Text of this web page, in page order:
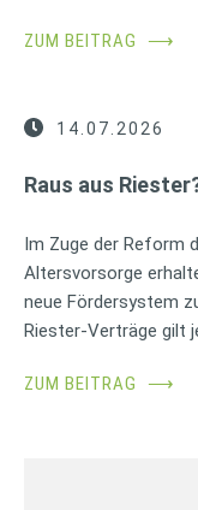
ZUM BEITRAG ⟶
14.07.2026
Raus aus
Im Zuge der Reform
Altersvorsorge
neue Fördersystem
Riester-Verträge gilt
ZUM BEITRAG ⟶